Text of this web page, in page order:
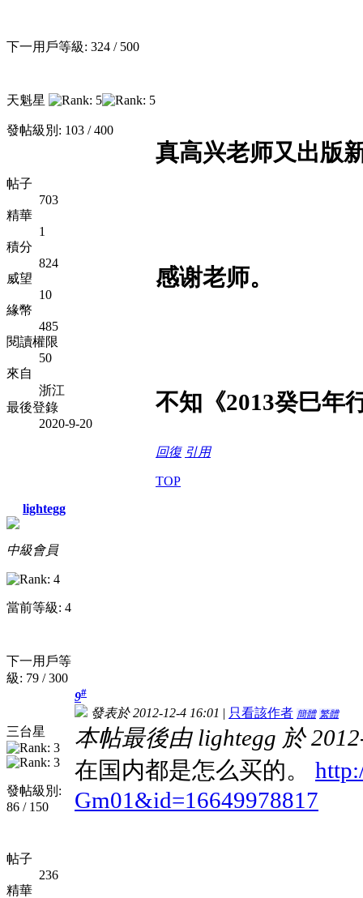
下一用戶等級: 324 / 500
天魁星
發帖級別: 103 / 400
帖子
703
精華
1
積分
824
威望
10
緣幣
485
閱讀權限
50
來自
浙江
最後登錄
2020-9-20
真高兴老师又出版
感谢老师。
不知《2013癸巳年
回復 引用
TOP
lightegg
中級會員
當前等級: 4
下一用戶等
級: 79 / 300
三台星
發帖級別:
86 / 150
帖子
236
精華
9#
發表於 2012-12-4 16:01 | 只看該作者 簡體 繁體
本帖最後由 lightegg 於
在国内都是怎么买的。
Gm01&id=16649978817